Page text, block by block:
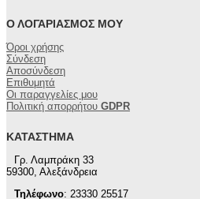
Ο ΛΟΓΑΡΙΑΣΜΌΣ ΜΟΥ
Όροι χρήσης
Σύνδεση
Αποσύνδεση
Επιθυμητά
Οι παραγγελίες μου
Πολιτική απορρήτου GDPR
ΚΑΤΆΣΤΗΜΑ
Γρ. Λαμπράκη 33
59300, Αλεξάνδρεια
Τηλέφωνο: 23330 25517